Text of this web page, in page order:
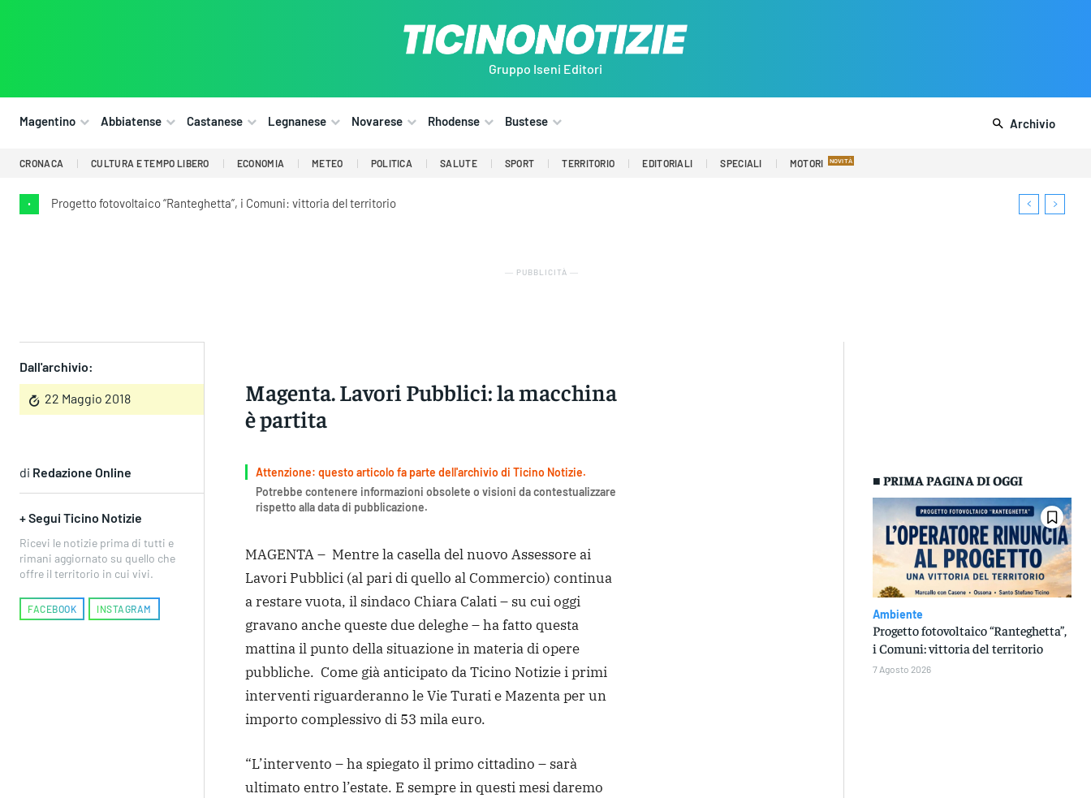
Gruppo Iseni Editori
Magentino Abbiatense Castanese Legnanese Novarese Rhodense Bustese Archivio
CRONACA CULTURA E TEMPO LIBERO ECONOMIA METEO POLITICA SALUTE SPORT TERRITORIO EDITORIALI SPECIALI MOTORI
• Progetto fotovoltaico “Ranteghetta”, i Comuni: vittoria del territorio
― PUBBLICITÀ ―
Dall'archivio:
22 Maggio 2018
Magenta. Lavori Pubblici: la macchina
è partita
di Redazione Online
+ Segui Ticino Notizie
Ricevi le notizie prima di tutti e
rimani aggiornato su quello che
offre il territorio in cui vivi.
FACEBOOK INSTAGRAM
Attenzione: questo articolo fa parte dell'archivio di Ticino Notizie.
Potrebbe contenere informazioni obsolete o visioni da contestualizzare
rispetto alla data di pubblicazione.
MAGENTA – Mentre la casella del nuovo Assessore ai
Lavori Pubblici (al pari di quello al Commercio) continua
a restare vuota, il sindaco Chiara Calati – su cui oggi
gravano anche queste due deleghe – ha fatto questa
mattina il punto della situazione in materia di opere
pubbliche. Come già anticipato da Ticino Notizie i primi
interventi riguarderanno le Vie Turati e Mazenta per un
importo complessivo di 53 mila euro.
“L’intervento – ha spiegato il primo cittadino – sarà
ultimato entro l’estate. E sempre in questi mesi daremo
■ PRIMA PAGINA DI OGGI
Ambiente
Progetto fotovoltaico “Ranteghetta”,
i Comuni: vittoria del territorio
7 Agosto 2026